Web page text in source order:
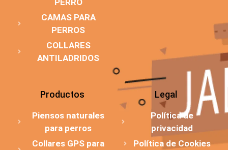
PERRO
CAMAS PARA
PERROS
COLLARES
ANTILADRIDOS
Productos
Piensos naturales
para perros
Collares GPS para
Legal
Política de
privacidad
Política de Cookies